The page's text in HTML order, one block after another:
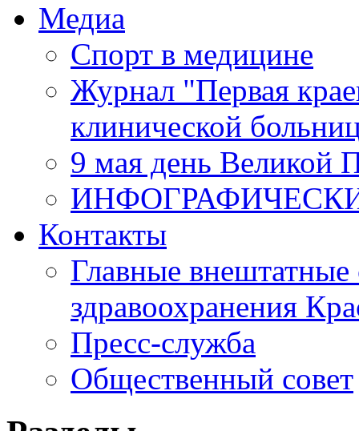
Медиа
Спорт в медицине
Журнал "Первая
клинической
9 мая день Великой
Контакты
Главные внештатные
здравоохранения
Пресс-служба
Общественный совет